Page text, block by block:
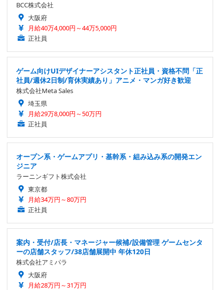
BCC株式会社
大阪府
月給40万4,000円～44万5,000円
正社員
ゲーム向けUIデザイナーアシスタント正社員・資格不問「正
社員/週休2日制/育休実績あり」アニメ・マンガ好き歓迎
株式会社Meta Sales
埼玉県
月給29万8,000円～50万円
正社員
オープン系・ゲームアプリ・基幹系・組み込み系の開発エン
ジニア
ラーニンギフト株式会社
東京都
月給34万円～80万円
正社員
案内・受付/店長・マネージャー候補/設備管理 ゲームセンタ
ーの店舗スタッフ/38店舗展開中 年休120日
株式会社アミパラ
大阪府
月給28万円～31万円